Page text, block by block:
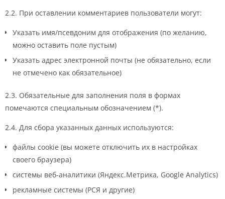
2.2. При оставлении комментариев пользователи могут:
Указать имя/псевдоним для отображения (по желанию,
можно оставить поле пустым)
Указать адрес электронной почты (не обязательно, если
не отмечено как обязательное)
2.3. Обязательные для заполнения поля в формах
помечаются специальным обозначением (*).
2.4. Для сбора указанных данных используются:
файлы cookie (вы можете отключить их в настройках
своего браузера)
системы веб-аналитики (Яндекс.Метрика, Google Analytics)
рекламные системы (РСЯ и другие)